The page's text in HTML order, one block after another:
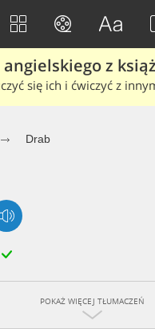
z
się ich i ćwiczyć z
Drab
POKAŻ WIĘCEJ TŁUMACZEŃ